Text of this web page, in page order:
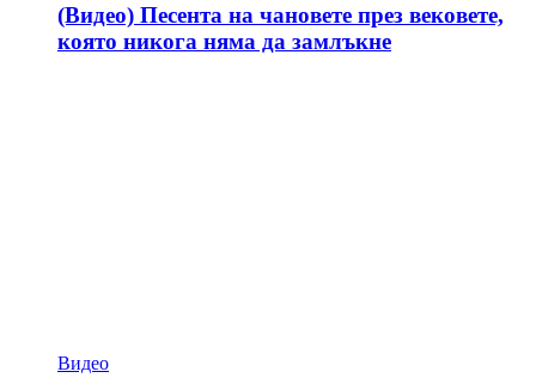
(Видео) Песента на чановете през вековете,
която никога няма да замлъкне
Видео